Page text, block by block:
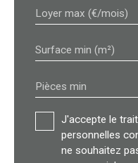
Loyer max (€/mois)
Surface min (m²)
Pièces min
J'accepte le
personnelles
ne souhaitez